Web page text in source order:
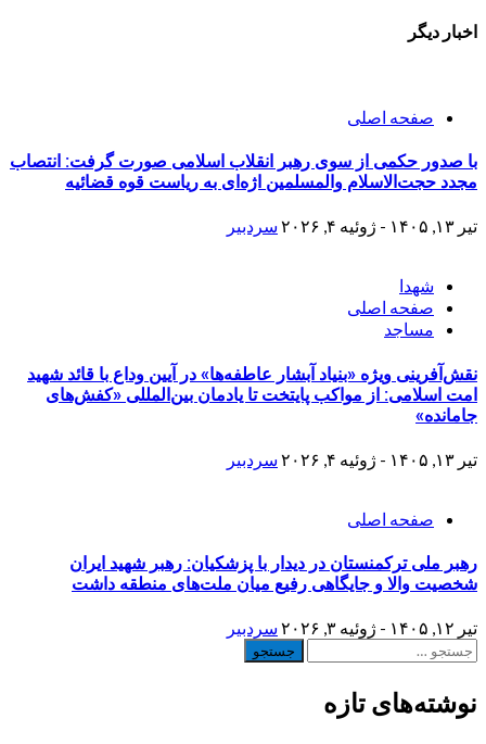
اخبار دیگر
صفحه اصلی
با صدور حکمی از سوی رهبر انقلاب اسلامی صورت گرفت: انتصاب
مجدد حجت‌الاسلام والمسلمین اژه‌ای به ریاست قوه قضائیه
تیر ۱۳, ۱۴۰۵ - ژوئیه ۴, ۲۰۲۶ سردبیر
شهدا
صفحه اصلی
مساجد
نقش‌آفرینی ویژه «بنیاد آبشار عاطفه‌ها» در آیین وداع با قائد شهید
امت اسلامی: از مواکب پایتخت تا یادمان بین‌المللی «کفش‌های
جامانده»
تیر ۱۳, ۱۴۰۵ - ژوئیه ۴, ۲۰۲۶ سردبیر
صفحه اصلی
رهبر ملی ترکمنستان در دیدار با پزشکیان: رهبر شهید ایران
شخصیت والا و جایگاهی رفیع میان ملت‌های منطقه داشت
تیر ۱۲, ۱۴۰۵ - ژوئیه ۳, ۲۰۲۶
سردبیر
جستجو
نوشته‌های تازه